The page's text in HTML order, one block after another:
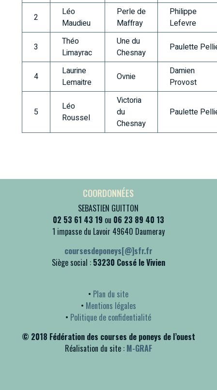
2
Léo
Maudieu
Perle de
Maffray
Philippe
Lefevre
3
Théo
Limayrac
Une du
Chesnay
Paulette
4
Laurine
Lemaitre
Ovnie
Damien
Provost
5
Léo
Roussel
Victoria
du
Chesnay
Paulette
COORDONNÉES
SEBASTIEN GUITTON
02 53 61 43 19 ou 06 23 89 40 13
1 impasse du Lavoir 49640 Daumeray
coursesdeponeys[@]sfr.fr
Siège social : 53230 Cossé le Vivien
• Plan du site
• Mentions légales
• Politique de confidentialité
© 2018 Fédération des courses de poneys de l’ouest
Réalisation du site : M-GRAF